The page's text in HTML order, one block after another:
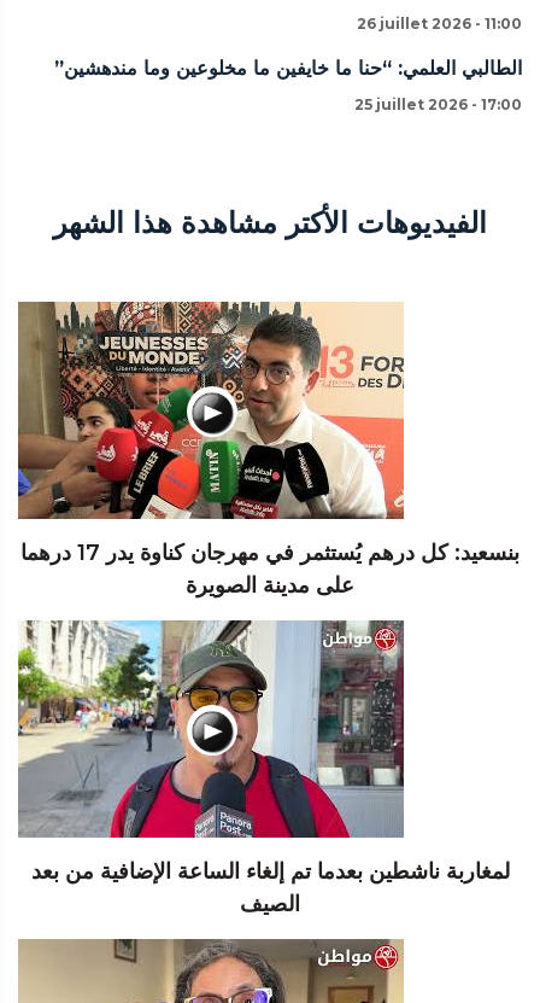
26 juillet 2026 - 11:00
الطالبي العلمي: “حنا ما خايفين ما مخلوعين وما مندهشين”
25 juillet 2026 - 17:00
الفيديوهات الأكتر مشاهدة هذا الشهر
بنسعيد: كل درهم يُستثمر في مهرجان كناوة يدر 17 درهما
على مدينة الصويرة
لمغاربة ناشطين بعدما تم إلغاء الساعة الإضافية من بعد
الصيف